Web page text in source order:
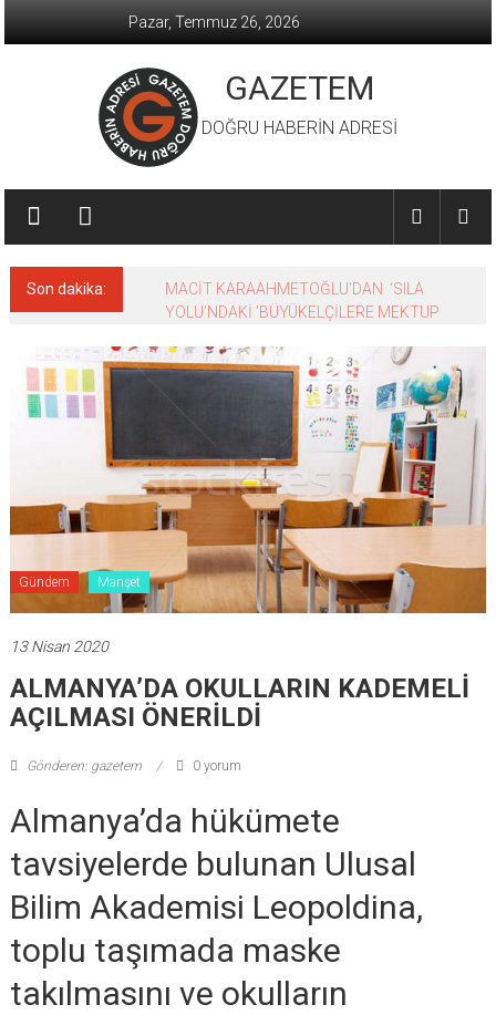
Pazar, Temmuz 26, 2026
GAZETEM
DOĞRU HABERİN ADRESİ
Son dakika:
MACİT KARAAHMETOĞLU’DAN ‘SILA
YOLU’NDAKİ ’BÜYÜKELÇİLERE MEKTUP
Gündem Manşet
13 Nisan 2020
ALMANYA’DA OKULLARIN KADEMELİ
AÇILMASI ÖNERİLDİ
Gönderen: gazetem 0 yorum
Almanya’da hükümete
tavsiyelerde bulunan Ulusal
Bilim Akademisi Leopoldina,
toplu taşımada maske
takılmasını ve okulların